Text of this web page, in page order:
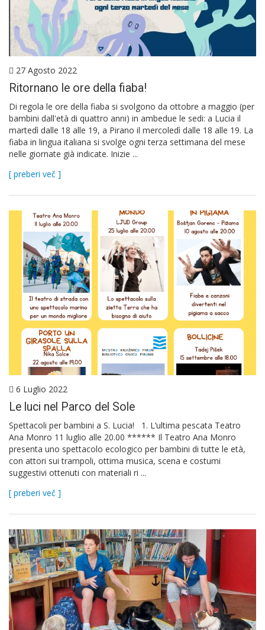
27 Agosto 2022
Ritornano le ore della fiaba!
Di regola le ore della fiaba si svolgono da ottobre a maggio (per
bambini dall'età di quattro anni) in ambedue le sedi: a Lucia il
martedì dalle 18 alle 19, a Pirano il mercoledì dalle 18 alle 19. La
fiaba in lingua italiana si svolge ogni terza settimana del mese
nelle giornate già indicate. Inizie ...
[ preberi več ]
6 Luglio 2022
Le luci nel Parco del Sole
Spettacoli per bambini a S. Lucia! 1. L’ultima pescata Teatro
Ana Monro 11 luglio alle 20.00 ****** Il Teatro Ana Monro
presenta uno spettacolo ecologico per bambini di tutte le età,
con attori sui trampoli, ottima musica, scena e costumi
suggestivi ottenuti con materiali ri ...
[ preberi več ]